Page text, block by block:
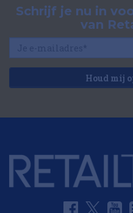
Schrijf je nu in
van
Houd mij